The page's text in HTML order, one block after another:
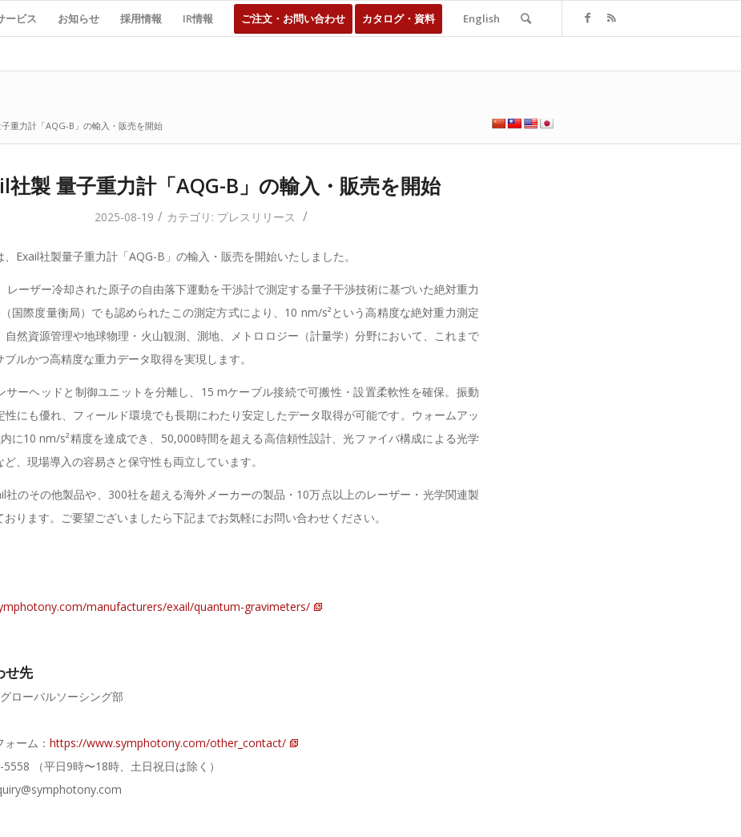
ービス お知らせ 採用情報 IR情報 ご注文・お問い合わせ カタログ・資料 English
重力計「AQG-B」の輸入・販売を開始
社製 量子重力計「AQG-B」の輸入・販売を開始
2025-08-19 / カテゴリ: プレスリリース /
Exail社製量子重力計「AQG-B」の輸入・販売を開始いたしました。
レーザー冷却された原子の自由落下運動を干渉計で測定する量子干渉技術に基づいた絶対重力
国際度量衡局）でも認められたこの測定方式により、10 nm/s²という高精度な絶対重力測定
自然資源管理や地球物理・火山観測、測地、メトロロジー（計量学）分野において、これまで
ルかつ高精度な重力データ取得を実現します。
サーヘッドと制御ユニットを分離し、15 mケーブル接続で可搬性・設置柔軟性を確保。振動
性にも優れ、フィールド環境でも長期にわたり安定したデータ取得が可能です。ウォームアッ
に10 nm/s²精度を達成でき、50,000時間を超える高信頼性設計、光ファイバ構成による光学
、現場導入の容易さと保守性も両立しています。
社のその他製品や、300社を超える海外メーカーの製品・10万点以上のレーザー・光学関連製
ります。ご要望ございましたら下記までお気軽にお問い合わせください。
manufacturers/exail/quantum-gravimeters/
せ先
ローバルソーシング部
ーム： https://www.symphotony.com/other_contact/
（平日9時〜18時、土日祝日は除く）